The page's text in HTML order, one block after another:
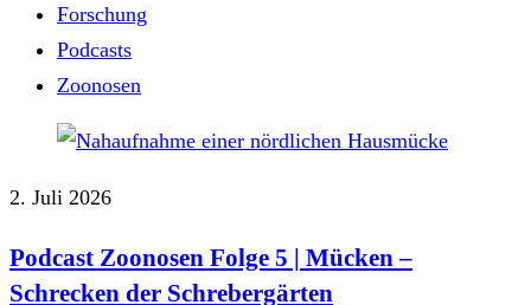
Forschung
Podcasts
Zoonosen
2. Juli 2026
Podcast Zoonosen Folge 5 | Mücken ‒
Schrecken der Schrebergärten